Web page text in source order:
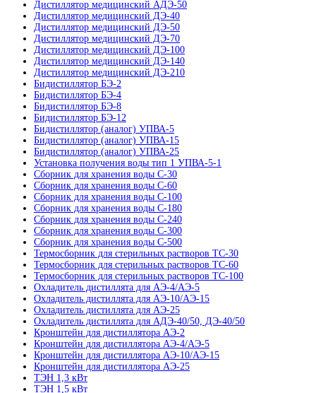
Дистиллятор медицинский АДЭ-50
Дистиллятор медицинский ДЭ-40
Дистиллятор медицинский ДЭ-50
Дистиллятор медицинский ДЭ-70
Дистиллятор медицинский ДЭ-100
Дистиллятор медицинский ДЭ-140
Дистиллятор медицинский ДЭ-210
Бидистиллятор БЭ-2
Бидистиллятор БЭ-4
Бидистиллятор БЭ-8
Бидистиллятор БЭ-12
Бидистиллятор (аналог) УПВА-5
Бидистиллятор (аналог) УПВА-15
Бидистиллятор (аналог) УПВА-25
Установка получения воды тип 1 УПВА-5-1
Сборник для хранения воды С-30
Сборник для хранения воды С-60
Сборник для хранения воды С-100
Сборник для хранения воды С-180
Сборник для хранения воды С-240
Сборник для хранения воды С-300
Сборник для хранения воды С-500
Термосборник для стерильных растворов ТС-30
Термосборник для стерильных растворов ТС-60
Термосборник для стерильных растворов ТС-100
Охладитель дистиллята для АЭ-4/АЭ-5
Охладитель дистиллята для АЭ-10/АЭ-15
Охладитель дистиллята для АЭ-25
Охладитель дистиллята для АДЭ-40/50, ДЭ-40/50
Кронштейн для дистиллятора АЭ-2
Кронштейн для дистиллятора АЭ-4/АЭ-5
Кронштейн для дистиллятора АЭ-10/АЭ-15
Кронштейн для дистиллятора АЭ-25
ТЭН 1,3 кВт
ТЭН 1,5 кВт